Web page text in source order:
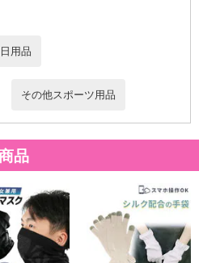
用品
その他スポーツ用品
品